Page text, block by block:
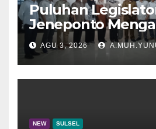
Puluhan
Jeneponto
Disdik Sulsel
AGU 3, 2026
NEW SULSEL